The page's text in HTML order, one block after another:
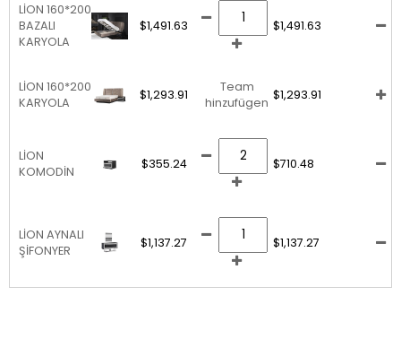
LİON 160*200
BAZALI
KARYOLA
$1,491.63 $1,491.63
LİON 160*200
KARYOLA
$1,293.91
Team
hinzufügen
$1,293.91
LİON
KOMODİN
$355.24 $710.48
LİON AYNALI
ŞİFONYER
$1,137.27 $1,137.27